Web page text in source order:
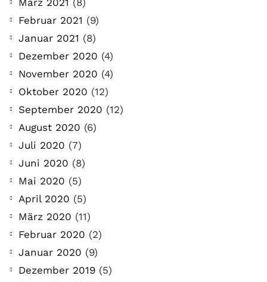
März 2021 (8)
Februar 2021 (9)
Januar 2021 (8)
Dezember 2020 (4)
November 2020 (4)
Oktober 2020 (12)
September 2020 (12)
August 2020 (6)
Juli 2020 (7)
Juni 2020 (8)
Mai 2020 (5)
April 2020 (5)
März 2020 (11)
Februar 2020 (2)
Januar 2020 (9)
Dezember 2019 (5)